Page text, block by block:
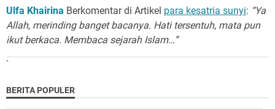
Ulfa Khairina Berkomentar di Artikel para kesatria sunyi: “Ya
Allah, merinding banget bacanya. Hati tersentuh, mata pun
ikut berkaca. Membaca sejarah Islam…”
`
BERITA POPULER